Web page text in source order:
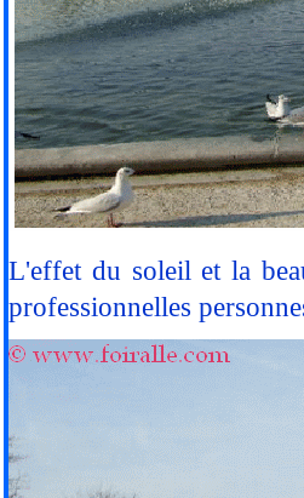
L'effet du soleil et la
professionnelles